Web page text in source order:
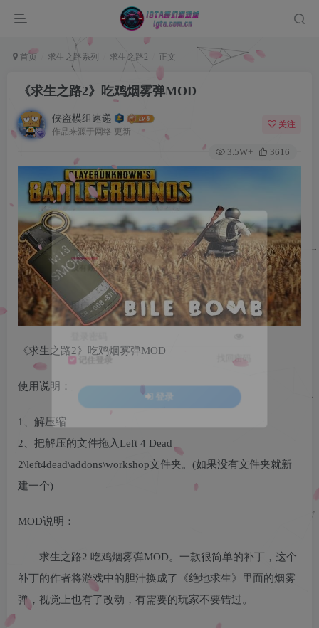
首页 求生之路系列 求生之路2 正文
《求生之路2》吃鸡烟雾弹MOD
侠盗模组速递
作品来源于网络 更新
关注
3.5W+ 3616
《求生之路2》吃鸡烟雾弹MOD
使用说明：
1、解压缩
2、把解压的文件拖入Left 4 Dead
2\left4dead\addons\workshop文件夹。(如果没有文件夹就新
建一个)
MOD说明：
求生之路2 吃鸡烟雾弹MOD。一款很简单的补丁，这个
补丁的作者将游戏中的胆汁换成了《绝地求生》里面的烟雾
弹，视觉上也有了改动，有需要的玩家不要错过。
登录
没有账号？立即注册
用户名或邮箱
记住登录 找回密码
登录